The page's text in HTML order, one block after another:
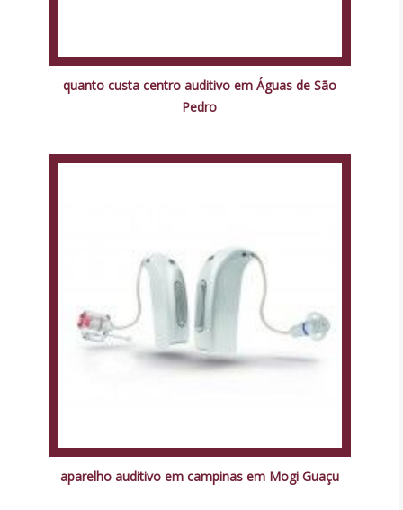
quanto custa centro auditivo em Águas de São
Pedro
aparelho auditivo em campinas em Mogi Guaçu